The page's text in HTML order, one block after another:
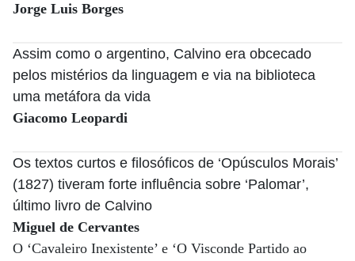
Jorge Luis Borges
Assim como o argentino, Calvino era obcecado
pelos mistérios da linguagem e via na biblioteca
uma metáfora da vida
Giacomo Leopardi
Os textos curtos e filosóficos de ‘Opúsculos Morais’
(1827) tiveram forte influência sobre ‘Palomar’,
último livro de Calvino
Miguel de Cervantes
O ‘Cavaleiro Inexistente’ e ‘O Visconde Partido ao